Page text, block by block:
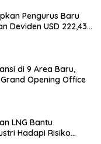
Pengurus Baru
Deviden USD 222,43
di 9 Area Baru,
Opening Office
LNG Bantu
Hadapi Risiko